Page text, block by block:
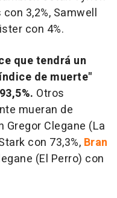
3,2%, Samwell
con 4%.
que tendrá un
de muerte"
Otros
mueran de
Clegane (La
con 73,3%, Bran
(El Perro) con